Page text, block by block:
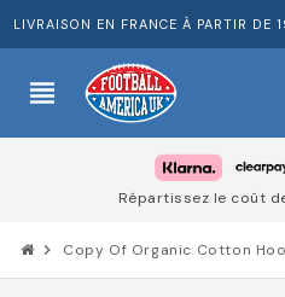
LIVRAISON EN FRANCE À PARTIR
view_headline
Répartissez le coût
chevron_right Copy Of Organic Cotton